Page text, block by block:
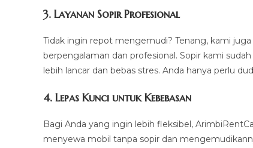
3. Layanan Sopir Profesional
Tidak ingin repot mengemudi? Tenang, kami
berpengalaman dan profesional. Sopir kami
lebih lancar dan bebas stres. Anda hanya perlu
4. Lepas Kunci untuk Kebebasan
Bagi Anda yang ingin lebih fleksibel,
menyewa mobil tanpa sopir dan